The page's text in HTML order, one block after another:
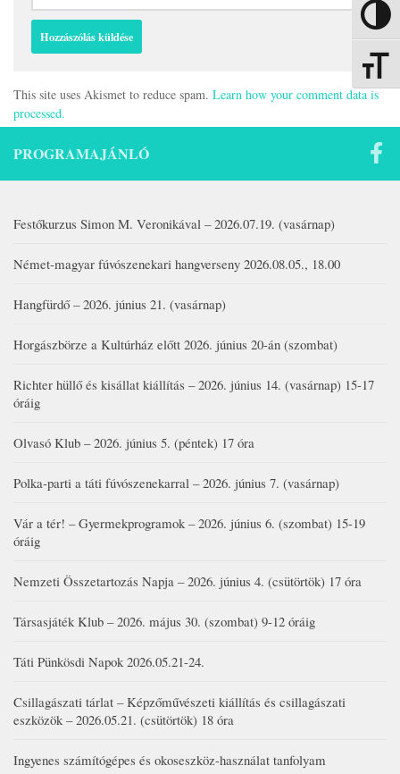
Nagy
This site uses Akismet to reduce spam. Learn how your comment data is
processed.
PROGRAMAJÁNLÓ
Festőkurzus Simon M. Veronikával – 2026.07.19. (vasárnap)
Német-magyar fúvószenekari hangverseny 2026.08.05., 18.00
Hangfürdő – 2026. június 21. (vasárnap)
Horgászbörze a Kultúrház előtt 2026. június 20-án (szombat)
Richter hüllő és kisállat kiállítás – 2026. június 14. (vasárnap) 15-17
óráig
Olvasó Klub – 2026. június 5. (péntek) 17 óra
Polka-parti a táti fúvószenekarral – 2026. június 7. (vasárnap)
Vár a tér! – Gyermekprogramok – 2026. június 6. (szombat) 15-19
óráig
Nemzeti Összetartozás Napja – 2026. június 4. (csütörtök) 17 óra
Társasjáték Klub – 2026. május 30. (szombat) 9-12 óráig
Táti Pünkösdi Napok 2026.05.21-24.
Csillagászati tárlat – Képzőművészeti kiállítás és csillagászati
eszközök – 2026.05.21. (csütörtök) 18 óra
Ingyenes számítógépes és okoseszköz-használat tanfolyam